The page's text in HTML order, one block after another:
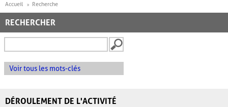
Accueil Recherche
RECHERCHER
Voir tous les mots-clés
DÉROULEMENT DE L'ACTIVITÉ